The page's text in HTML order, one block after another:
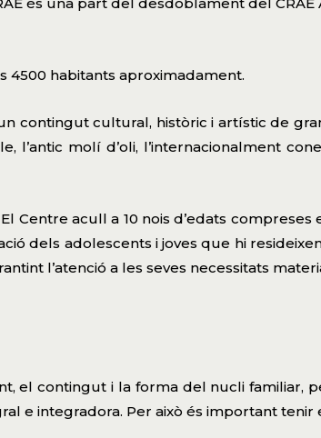
4500 habitants aproximadament.
contingut cultural, històric i artístic de
molí d’oli, l’internacionalment
acull a 10 nois d’edats compreses
dels adolescents i joves que hi
l’atenció a les seves necessitats
el contingut i la forma del nucli familiar,
e integradora. Per això és important tenir